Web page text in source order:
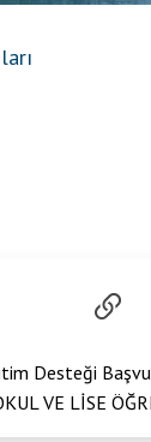
Desteği
VE LİSE